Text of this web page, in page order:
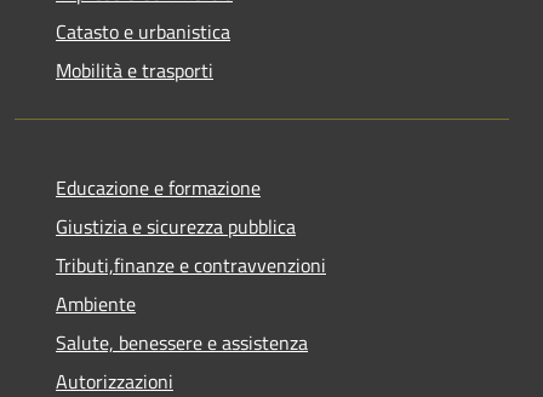
Catasto e urbanistica
Mobilità e trasporti
Educazione e formazione
Giustizia e sicurezza pubblica
Tributi,finanze e contravvenzioni
Ambiente
Salute, benessere e assistenza
Autorizzazioni